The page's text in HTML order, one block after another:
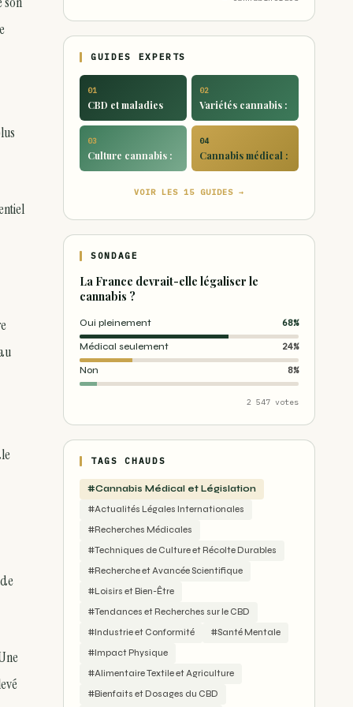
GUIDES EXPERTS
01
CBD et maladies
02
Variétés cannabis :
03
Culture cannabis :
04
Cannabis médical :
VOIR LES 15 GUIDES →
SONDAGE
La France devrait-elle légaliser le
cannabis ?
Oui pleinement 68%
Médical seulement 24%
Non 8%
2 547 votes
TAGS CHAUDS
#Cannabis Médical et Législation
#Actualités Légales Internationales
#Recherches Médicales
#Techniques de Culture et Récolte Durables
#Recherche et Avancée Scientifique
#Loisirs et Bien-Être
#Tendances et Recherches sur le CBD
#Industrie et Conformité
#Santé Mentale
#Impact Physique
#Alimentaire Textile et Agriculture
#Bienfaits et Dosages du CBD